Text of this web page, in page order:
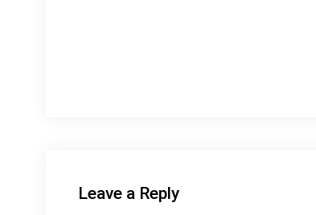
Leave a Reply